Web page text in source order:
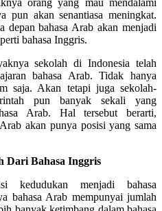
pun akan senantiasa meningkat.
depan bahasa Arab akan menjadi
bahasa Inggris.
sekolah di Indonesia telah
bahasa Arab. Tidak hanya
saja. Akan tetapi juga sekolah-
pun banyak sekali yang
Arab. Hal tersebut berarti,
akan punya posisi yang sama
Dari Bahasa Inggris
kedudukan menjadi bahasa
bahasa Arab mempunyai jumlah